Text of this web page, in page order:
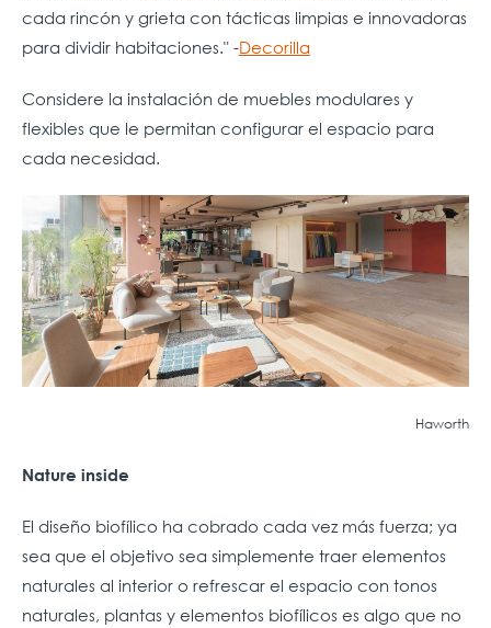
cada rincón y grieta con tácticas limpias e innovadoras
para dividir habitaciones." -Decorilla
Considere la instalación de muebles modulares y
flexibles que le permitan configurar el espacio para
cada necesidad.
Haworth
Nature inside
El diseño biofílico ha cobrado cada vez más fuerza; ya
sea que el objetivo sea simplemente traer elementos
naturales al interior o refrescar el espacio con tonos
naturales, plantas y elementos biofílicos es algo que no